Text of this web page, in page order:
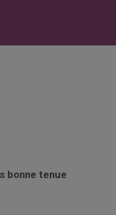
bonne tenue